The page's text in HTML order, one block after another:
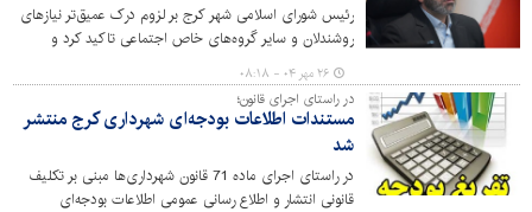
رئیس شورای اسلامی شهر کرج بر لزوم درک عمیق‌تر نیازهای
روشندلان و سایر گروه‌های خاص اجتماعی تاکید کرد و
خواستار توجه ویژه مدیریت شهری به بهینه‌سازی فضای شهری
برای تمامی اقشار شد.
۲۶ مهر ۰۴ - ۰۸:۱۸
در راستای اجرای قانون؛
مستندات اطلاعات بودجه‌ای شهرداری کرج منتشر
شد
در راستای اجرای ماده 71 قانون شهرداری‌ها مبنی بر تکلیف
قانونی انتشار و اطلاع رسانی عمومی اطلاعات بودجه‌ای